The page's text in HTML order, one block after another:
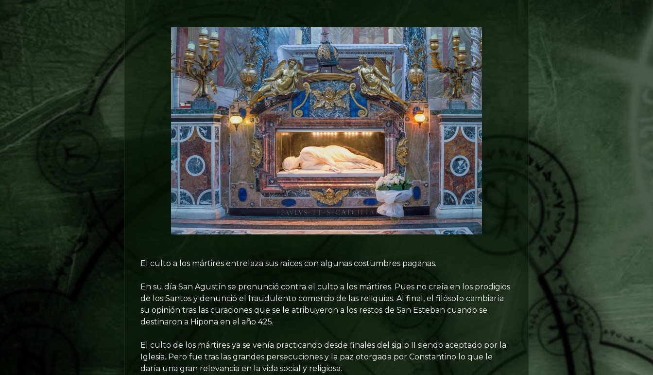
El culto a los mártires entrelaza sus raíces con algunas costumbres paganas.
En su día San Agustín se pronunció contra el culto a los mártires. Pues no creía en los prodigios
de los Santos y denunció el fraudulento comercio de las reliquias. Al final, el filósofo cambiaría
su opinión tras las curaciones que se le atribuyeron a los restos de San Esteban cuando se
destinaron a Hipona en el año 425.
El culto de los mártires ya se venía practicando desde finales del siglo II siendo aceptado por la
Iglesia. Pero fue tras las grandes persecuciones y la paz otorgada por Constantino lo que le
daría una gran relevancia en la vida social y religiosa.